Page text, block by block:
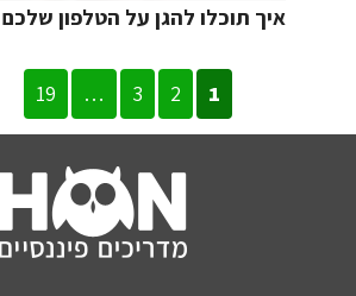
איך תוכלו להגן על הטלפון
1
2
3
…
19